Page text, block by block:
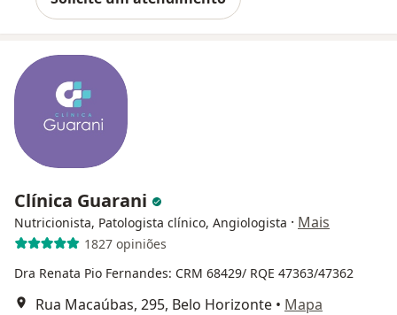
Clínica Guarani
Nutricionista, Patologista clínico, Angiologista · Mais
1827 opiniões
Dra Renata Pio Fernandes: CRM 68429/ RQE 47363/47362
Rua Macaúbas, 295, Belo Horizonte • Mapa